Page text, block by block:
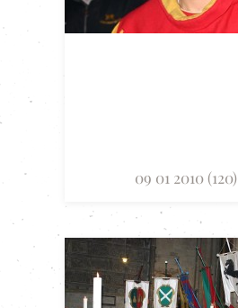
09 01 2010 (120)